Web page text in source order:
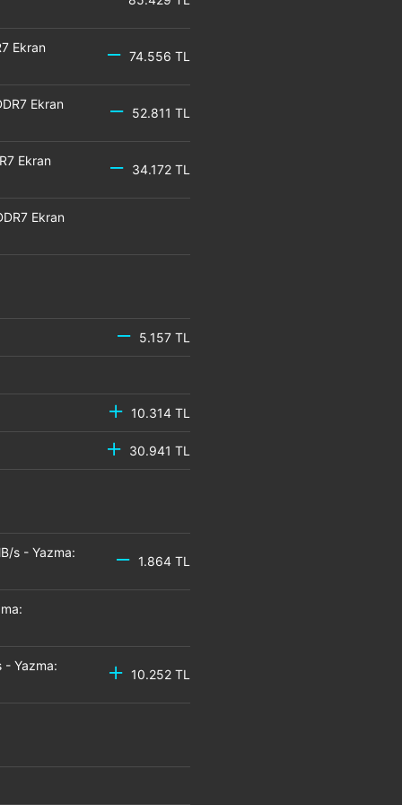
Ekran
74.556 TL
Ekran
52.811 TL
Ekran
34.172 TL
Ekran
5.157 TL
10.314 TL
30.941 TL
s - Yazma:
1.864 TL
- Yazma:
10.252 TL